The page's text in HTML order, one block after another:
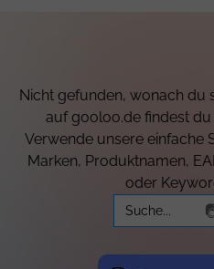
Nicht gefunden, wonach du
auf gooloo.de findest
Verwende unsere einfache
Marken, Produktnamen,
oder
Search
for: